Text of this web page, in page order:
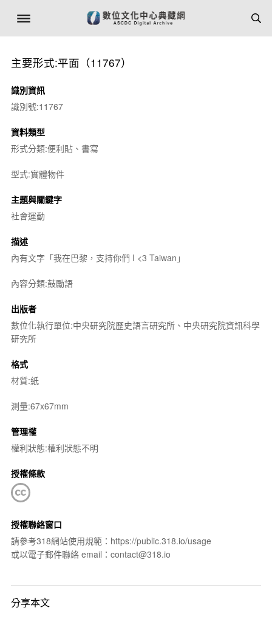
主要形式:平面（11767）
識別資訊
識別號:11767
資料類型
形式分類:便利貼、書寫
型式:實體物件
主題與關鍵字
社會運動
描述
內有文字「我在巴黎，支持你們 I <3 Taiwan」
內容分類:鼓勵語
出版者
數位化執行單位:中央研究院歷史語言研究所、中央研究院資訊科學
研究所
格式
材質:紙
測量:67x67mm
管理權
權利狀態:權利狀態不明
授權條款
授權聯絡窗口
請參考318網站使用規範：https://public.318.io/usage
或以電子郵件聯絡 email：contact@318.io
分享本文